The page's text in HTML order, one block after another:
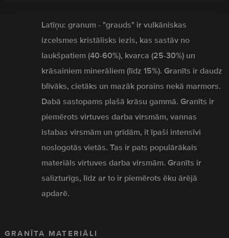
Latīņu: granum - "grauds" ir vulkāniskas
izcelsmes kristālisks iezis, kas sastāv no
laukšpatiem (40-60%), kvarca (25-30%) un
krāsainiem minerāliem (līdz 15%). Granīts ir daudz
blīvāks, cietāks un mazāk porains nekā marmors.
Dabā sastopams plašā krāsu gammā. Granīts ir
piemērots virtuves darba virsmām, vannas
istabas virsmām un grīdām, it īpaši intensīvi
noslogotās vietās. Tas ir pats populārākais
materiāls virtuves darba virsmām. Granīts ir
salizturīgs, līdz ar to ir piemērots ēku ārējā
apdarē.
GRANĪTA MATERIĀLI